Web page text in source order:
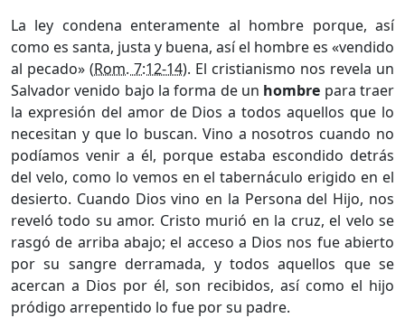
La ley condena enteramente al hombre porque, así
como es santa, justa y buena, así el hombre es «vendido
al pecado» (Rom. 7:12-14). El cristianismo nos revela un
Salvador venido bajo la forma de un hombre para traer
la expresión del amor de Dios a todos aquellos que lo
necesitan y que lo buscan. Vino a nosotros cuando no
podíamos venir a él, porque estaba escondido detrás
del velo, como lo vemos en el tabernáculo erigido en el
desierto. Cuando Dios vino en la Persona del Hijo, nos
reveló todo su amor. Cristo murió en la cruz, el velo se
rasgó de arriba abajo; el acceso a Dios nos fue abierto
por su sangre derramada, y todos aquellos que se
acercan a Dios por él, son recibidos, así como el hijo
pródigo arrepentido lo fue por su padre.